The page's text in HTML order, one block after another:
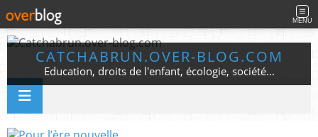
MENU
CATCHABRUN.OVER-BLOG.COM
Education, droits de l'enfant, écologie, société...